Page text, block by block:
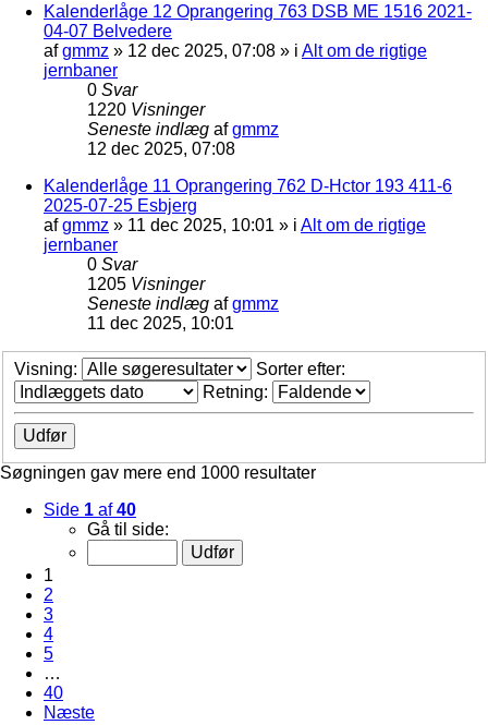
Kalenderlåge 12 Oprangering 763 DSB ME 1516 2021-
04-07 Belvedere
afgmmz » 12 dec 2025, 07:08 » i Alt om de rigtige
jernbaner
0 Svar
1220 Visninger
Seneste indlæg afgmmz
12 dec 2025, 07:08
Kalenderlåge 11 Oprangering 762 D-Hctor 193 411-6
2025-07-25 Esbjerg
afgmmz » 11 dec 2025, 10:01 » i Alt om de rigtige
jernbaner
0 Svar
1205 Visninger
Seneste indlæg afgmmz
11 dec 2025, 10:01
Visning:
Sorter efter:
Retning:
Søgningen gav mere end 1000 resultater
Side 1 af40
Gå til side:
1
2
3
4
5
…
40
Næste